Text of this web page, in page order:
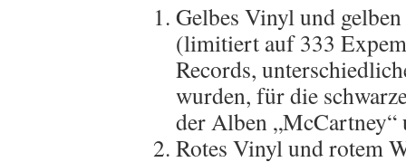
Gelbes Vinyl und
(limitiert auf 333
Records,
wurden, für die
der Alben
Rotes Vinyl und rotem